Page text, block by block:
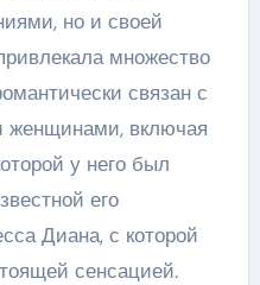
но и своей
множество
связан с
женщинами, включая
у него был
его
Диана, с которой
сенсацией.